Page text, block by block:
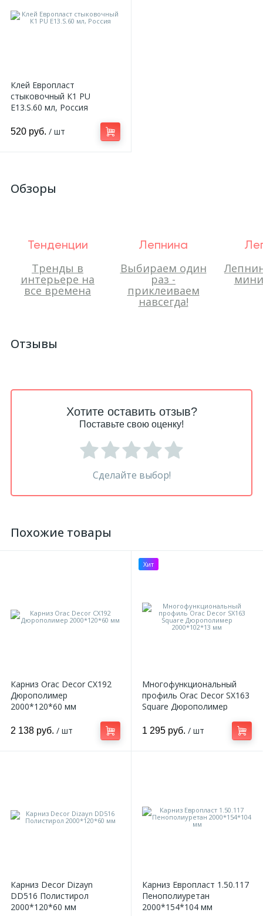
Клей Европласт
стыковочный К1 PU
E13.S.60 мл, Россия
520 руб. / шт
Обзоры
Тенденции
Тренды в
интерьере на
все времена
Лепнина
Выбираем один
раз -
приклеиваем
навсегда!
Отзывы
Хотите оставить отзыв?
Поставьте свою оценку!
Сделайте выбор!
Похожие товары
Карниз Orac Decor CX192
Дюрополимер
2000*120*60 мм
2 138 руб. / шт
Хит
Многофункциональный
профиль Orac Decor SX163
Square Дюрополимер
1 295 руб. / шт
Карниз Decor Dizayn
DD516 Полистирол
2000*120*60 мм
Карниз Европласт 1.50.117
Пенополиуретан
2000*154*104 мм